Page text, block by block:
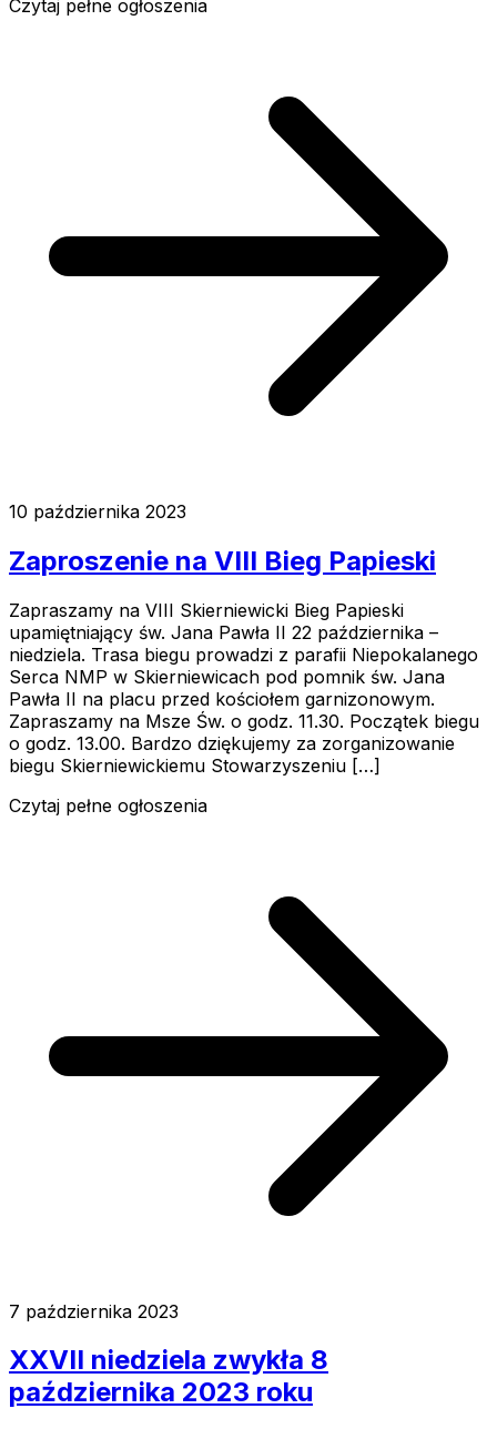
Czytaj pełne ogłoszenia
10 października 2023
Zaproszenie na VIII Bieg Papieski
Zapraszamy na VIII Skierniewicki Bieg Papieski
upamiętniający św. Jana Pawła II 22 października –
niedziela. Trasa biegu prowadzi z parafii Niepokalanego
Serca NMP w Skierniewicach pod pomnik św. Jana
Pawła II na placu przed kościołem garnizonowym.
Zapraszamy na Msze Św. o godz. 11.30. Początek biegu
o godz. 13.00. Bardzo dziękujemy za zorganizowanie
biegu Skierniewickiemu Stowarzyszeniu […]
Czytaj pełne ogłoszenia
7 października 2023
XXVII niedziela zwykła 8
października 2023 roku